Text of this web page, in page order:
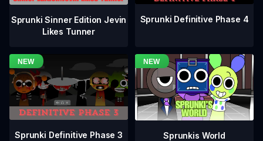
Sprunki Sinner Edition Jevin
Likes Tunner
Sprunki Definitive Phase 4
Sprunki Definitive Phase 3 Sprunkis World